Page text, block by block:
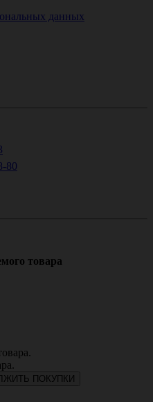
данных
80
товара
ПОКУПКИ